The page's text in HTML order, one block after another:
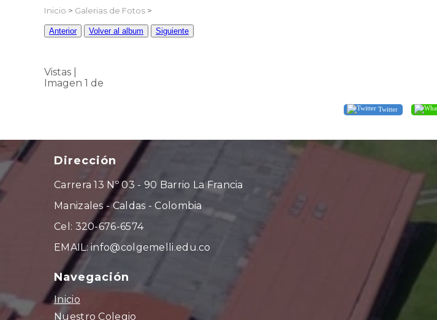
Inicio > Galerias de Fotos >
Anterior Volver al album Siguiente
Vistas |
Imagen 1 de
Twitter
Dirección
Carrera 13 Nº 03 - 90 Barrio La Francia
Manizales - Caldas - Colombia
Cel: 320-676-6574
EMAIL: info@colgemelli.edu.co
Navegación
Inicio
Nuestro Colegio